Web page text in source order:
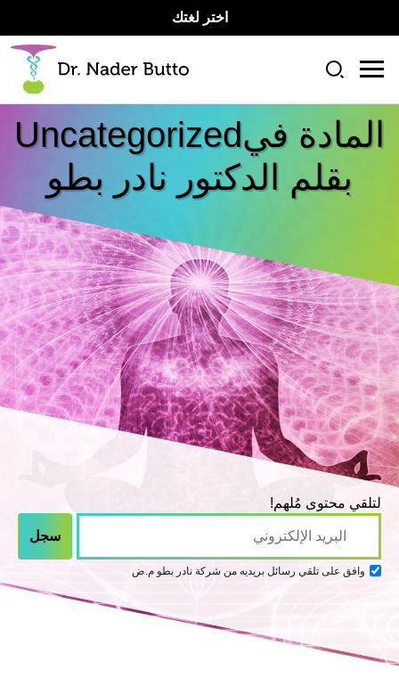
اختر لغتك
المادة فيUncategorized
بقلم الدكتور نادر بطو
لتلقي محتوى مُلهم!
وافق على تلقي رسائل بريديه من شركة نادر بطو م.ض